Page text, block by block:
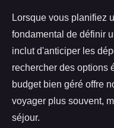
Lorsque vous planifiez
fondamental de définir
inclut d'anticiper les
rechercher des options
budget bien géré offre
voyager plus souvent,
séjour.